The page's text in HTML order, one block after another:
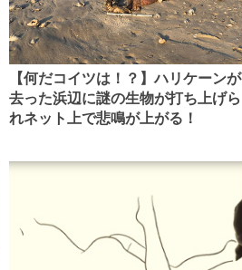
【何だコイツは！？】ハリケーンが
去った浜辺に謎の生物が打ち上げら
れネット上で悲鳴が上がる！